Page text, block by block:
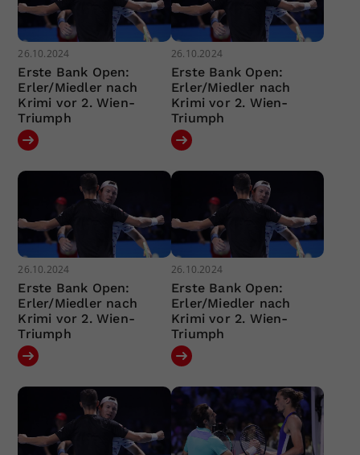
26.10.2024
Erste Bank Open:
Erler/Miedler nach
Krimi vor 2. Wien-
Triumph
26.10.2024
Erste Bank Open:
Erler/Miedler nach
Krimi vor 2. Wien-
Triumph
26.10.2024
Erste Bank Open:
Erler/Miedler nach
Krimi vor 2. Wien-
Triumph
26.10.2024
Erste Bank Open:
Erler/Miedler nach
Krimi vor 2. Wien-
Triumph